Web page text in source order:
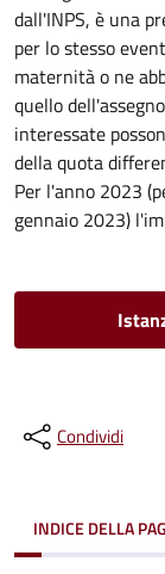
dall'INPS, è una
per lo stesso
maternità o ne
quello
interessate
della quota
Per l'anno 2023
gennaio 2023)
Condividi
INDICE DELLA